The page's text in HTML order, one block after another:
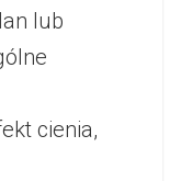
lub
cienia,